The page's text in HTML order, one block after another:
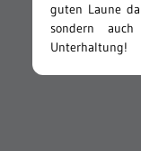
guten Laune
sondern
Unterhaltung!